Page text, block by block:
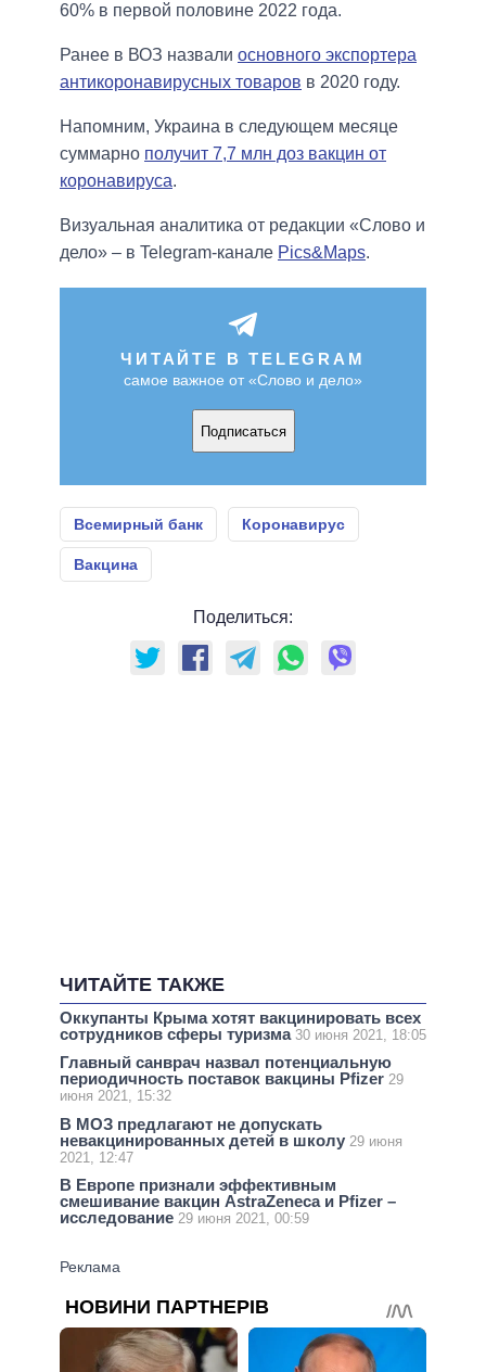
60% в первой половине 2022 года.
Ранее в ВОЗ назвали основного экспортера
антикоронавирусных товаров в 2020 году.
Напомним, Украина в следующем месяце
суммарно получит 7,7 млн доз вакцин от
коронавируса.
Визуальная аналитика от редакции «Слово и
дело» – в Telegram-канале Pics&Maps.
ЧИТАЙТЕ В TELEGRAM
самое важное от «Слово и дело»
Подписаться
Всемирный банк Коронавирус
Вакцина
Поделиться:
ЧИТАЙТЕ ТАКЖЕ
Оккупанты Крыма хотят вакцинировать всех
сотрудников сферы туризма 30 июня 2021, 18:05
Главный санврач назвал потенциальную
периодичность поставок вакцины Pfizer 29
июня 2021, 15:32
В МОЗ предлагают не допускать
невакцинированных детей в школу 29 июня
2021, 12:47
В Европе признали эффективным
смешивание вакцин AstraZeneca и Pfizer –
исследование 29 июня 2021, 00:59